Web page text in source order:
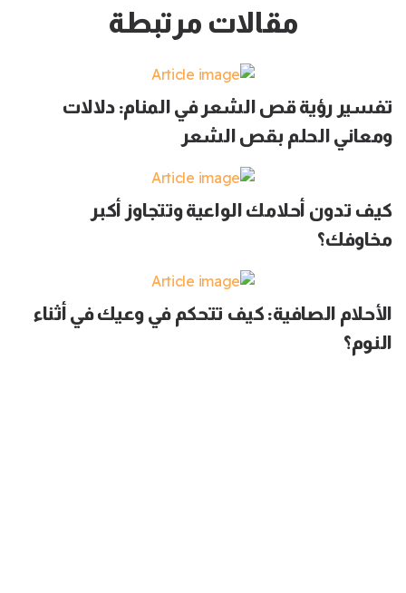
مقالات مرتبطة
تفسير رؤية قص الشعر في المنام: دلالات
ومعاني الحلم بقص الشعر
كيف تدون أحلامك الواعية وتتجاوز أكبر
مخاوفك؟
الأحلام الصافية: كيف تتحكم في وعيك في أثناء
النوم؟